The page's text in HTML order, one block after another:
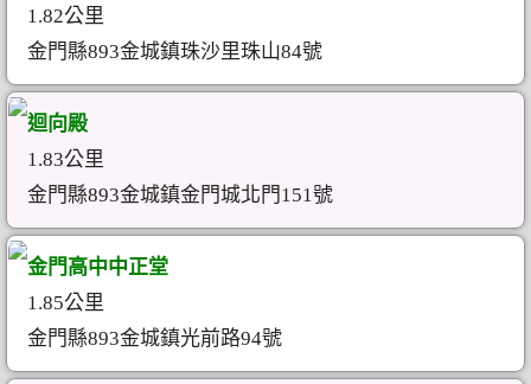
1.82公里
金門縣893金城鎮珠沙里珠山84號
迴向殿
1.83公里
金門縣893金城鎮金門城北門151號
金門高中中正堂
1.85公里
金門縣893金城鎮光前路94號